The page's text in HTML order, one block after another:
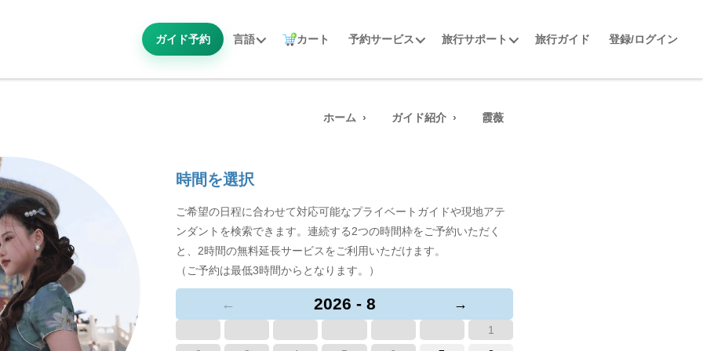
ガイド予約 言語 カート 予約サービス 旅行サポート 旅行ガイド 登録/ログイン
ホーム ガイド紹介 霞薇
時間を選択
ご希望の日程に合わせて対応可能なプライベートガイドや現地アテ
ンダントを検索できます。連続する2つの時間枠をご予約いただく
と、2時間の無料延長サービスをご利用いただけます。
（ご予約は最低3時間からとなります。）
← 2026 - 8 →
1